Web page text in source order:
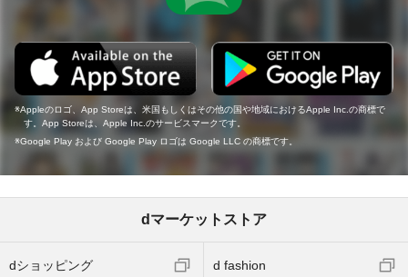
Appleのロゴ、App Storeは、米国もしくはその他の国や地域におけるApple Inc.の商標で
す。App Storeは、Apple Inc.のサービスマークです。
Google Play および Google Play ロゴは Google LLC の商標です。
dマーケットストア
dショッピング d fashion